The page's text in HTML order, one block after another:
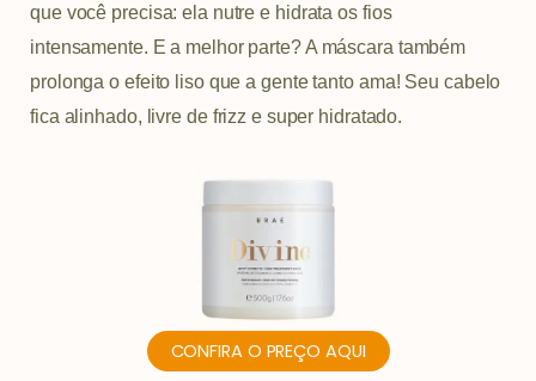
que você precisa: ela nutre e hidrata os fios
intensamente. E a melhor parte? A máscara também
prolonga o efeito liso que a gente tanto ama! Seu cabelo
fica alinhado, livre de frizz e super hidratado.
CONFIRA O PREÇO AQUI